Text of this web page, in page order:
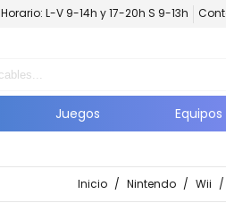
Horario: L-V 9-14h y 17-20h S 9-13h
Juegos
Inicio / Nintendo / Wii /